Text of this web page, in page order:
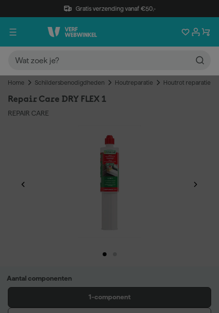
Gratis verzending vanaf €50,-
Home Schildersbenodigdheden Houtreparatie Houtrot reparatie
Repair Care DRY FLEX 1
REPAIR CARE
Aantal componenten
1-component